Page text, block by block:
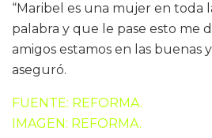
“Maribel es una mujer en toda
palabra y que le pase esto me
amigos estamos en las buenas
aseguró.
FUENTE: REFORMA.
IMAGEN: REFORMA.